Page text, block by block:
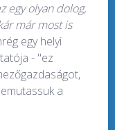
egy olyan dolog,
már most is
egy helyi
- "ez
a